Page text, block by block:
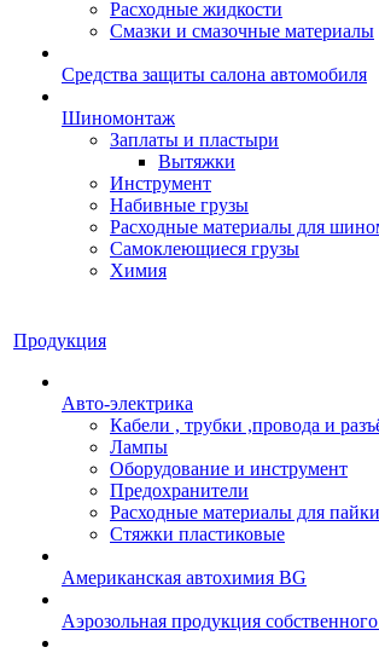
Расходные жидкости
Смазки и смазочные материалы
Средства защиты салона автомобиля
Шиномонтаж
Заплаты и пластыри
Вытяжки
Инструмент
Набивные грузы
Расходные материалы для
Самоклеющиеся грузы
Химия
Продукция
Авто-электрика
Кабели , трубки ,провода и
Лампы
Оборудование и инструмент
Предохранители
Расходные материалы для пайки
Стяжки пластиковые
Американская автохимия BG
Аэрозольная продукция